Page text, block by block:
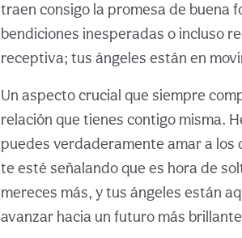
traen consigo la promesa de buena
bendiciones inesperadas o incluso
receptiva; tus ángeles están en
Un aspecto crucial que siempre
relación que tienes contigo misma.
puedes verdaderamente amar a los
te esté señalando que es hora de
mereces más, y tus ángeles están
avanzar hacia un futuro más